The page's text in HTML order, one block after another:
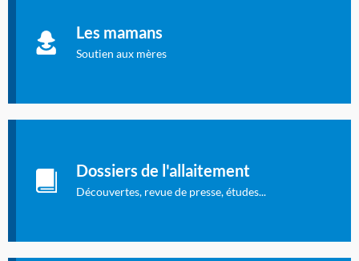
Les mamans
Soutien aux mères
à allaiter et vous informer : toutes les rubriques qui
concernent l'allaitement.
Dossiers de l'allaitement
Découvertes, revue de presse, études...
dernières études sur l'allaitement publiées dans la presse
internationale.